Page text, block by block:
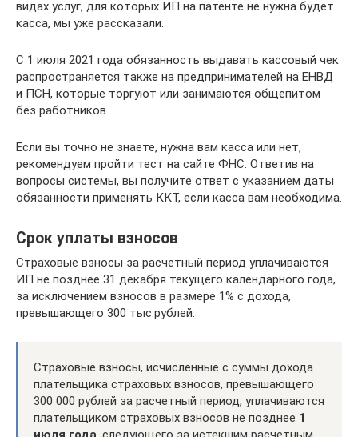
видах услуг, для которых ИП на патенте не нужна будет
касса, мы уже рассказали.
С 1 июля 2021 года обязанность выдавать кассовый чек
распространяется также на предпринимателей на ЕНВД
и ПСН, которые торгуют или занимаются общепитом
без работников.
Если вы точно не знаете, нужна вам касса или нет,
рекомендуем пройти тест на сайте ФНС. Ответив на
вопросы системы, вы получите ответ с указанием даты
обязанности применять ККТ, если касса вам необходима.
Срок уплаты взносов
Страховые взносы за расчетный период уплачиваются
ИП не позднее 31 декабря текущего календарного года,
за исключением взносов в размере 1% с дохода,
превышающего 300 тыс.рублей.
Страховые взносы, исчисленные с суммы дохода
плательщика страховых взносов, превышающего
300 000 рублей за расчетный период, уплачиваются
плательщиком страховых взносов не позднее 1